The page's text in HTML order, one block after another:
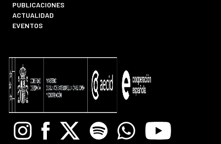
PUBLICACIONES
ACTUALIDAD
EVENTOS
InstagramFacebook
X Spotify WhatsappYoutube